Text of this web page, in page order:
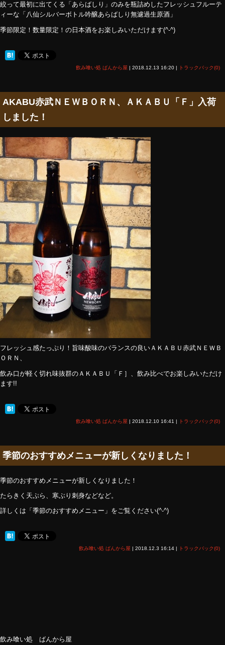
絞って最初に出てくる「あらばしり」のみを瓶詰めしたフレッシュフルーテ
ィーな「八仙シルバーボトル吟醸あらばしり無濾過生原酒」
季節限定！数量限定！の日本酒をお楽しみいただけます(^-^)
飲み喰い処 ばんから屋 | 2018.12.13 16:20 | トラックバック(0)
AKABU赤武ＮＥＷＢＯＲＮ、ＡＫＡＢＵ「Ｆ」入荷
しました！
フレッシュ感たっぷり！旨味酸味のバランスの良いＡＫＡＢＵ赤武ＮＥＷＢ
ＯＲＮ、
飲み口が軽く切れ味抜群のＡＫＡＢＵ「Ｆ］、飲み比べでお楽しみいただけ
ます!!
飲み喰い処 ばんから屋 | 2018.12.10 16:41 | トラックバック(0)
季節のおすすめメニューが新しくなりました！
季節のおすすめメニューが新しくなりました！
たらきく天ぷら、寒ぶり刺身などなど。
詳しくは「季節のおすすめメニュー」をご覧ください(^-^)
飲み喰い処 ばんから屋 | 2018.12.3 16:14 | トラックバック(0)
飲み喰い処 ばんから屋